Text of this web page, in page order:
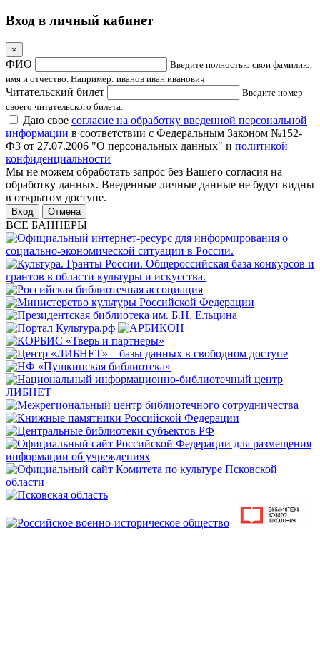
Вход в личный кабинет
×
ФИО
Введите полностью свои фамилию,
имя и отчество. Например: иванов иван иванович
Читательский билет
Введите номер
своего читательского билета.
Даю свое согласие на обработку введенной персональной
информации в соответствии с Федеральным Законом №152-
ФЗ от 27.07.2006 "О персональных данных" и политикой
конфиденциальности
Мы не можем обработать запрос без Вашего согласия на
обработку данных. Введенные личные данные не будут видны
в открытом доступе.
Отмена
ВСЕ БАННЕРЫ